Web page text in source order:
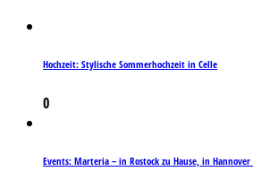
Hochzeit: Stylische Sommerhochzeit in Celle
0
Events: Marteria – in Rostock zu Hause, in